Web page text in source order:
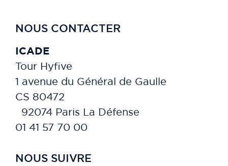
NOUS CONTACTER
ICADE
Tour Hyfive
1 avenue du Général de Gaulle
CS 80472
92074 Paris La Défense
01 41 57 70 00
NOUS SUIVRE